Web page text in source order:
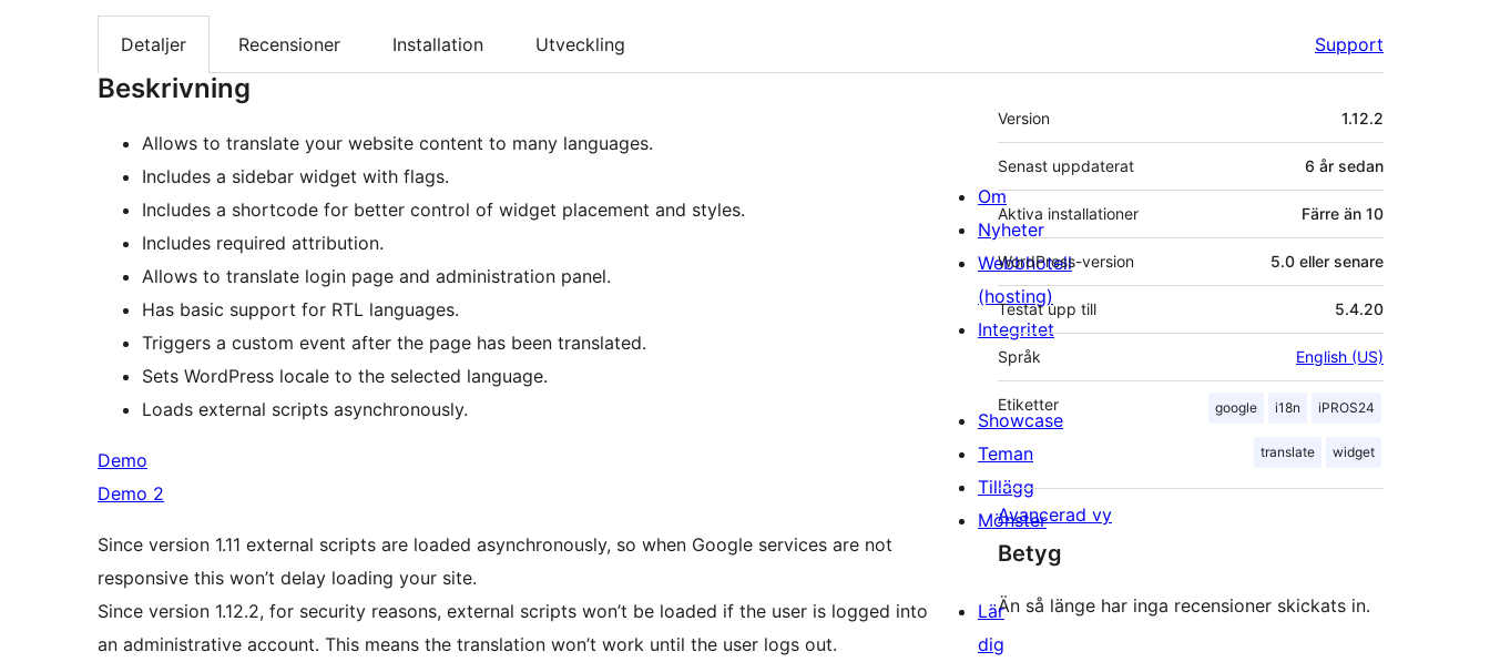
Detaljer Recensioner Installation Utveckling Support
Beskrivning
Allows to translate your website content to many languages.
Includes a sidebar widget with flags.
Includes a shortcode for better control of widget placement and styles.
Includes required attribution.
Allows to translate login page and administration panel.
Has basic support for RTL languages.
Triggers a custom event after the page has been translated.
Sets WordPress locale to the selected language.
Loads external scripts asynchronously.
Demo
Demo 2
Since version 1.11 external scripts are loaded asynchronously, so when Google services are not
responsive this won’t delay loading your site.
Since version 1.12.2, for security reasons, external scripts won’t be loaded if the user is logged into
an administrative account. This means the translation won’t work until the user logs out.
Meta
Version 1.12.2
Senast uppdaterat 6 år sedan
Aktiva installationer Färre än 10
WordPress-version 5.0 eller senare
Testat upp till 5.4.20
Språk English (US)
Etiketter google i18n iPROS24
translate widget
Avancerad vy
Betyg
Än så länge har inga recensioner skickats in.
Om
Nyheter
Webbhotell
(hosting)
Integritet
Showcase
Teman
Tillägg
Mönster
Lär
dig